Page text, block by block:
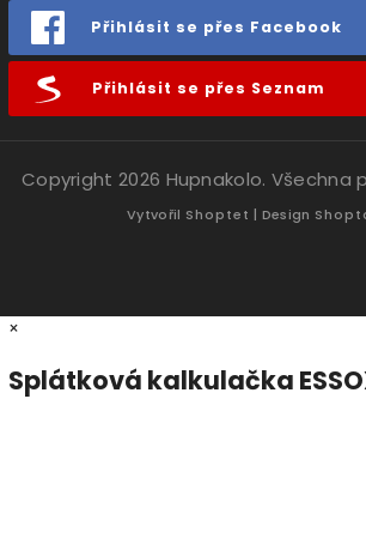
Přihlásit se přes Facebook
Přihlásit se přes Seznam
Copyright 2026 Hupnakolo. Všechna
Vytvořil Shoptet | Design
×
Splátková kalkulačka